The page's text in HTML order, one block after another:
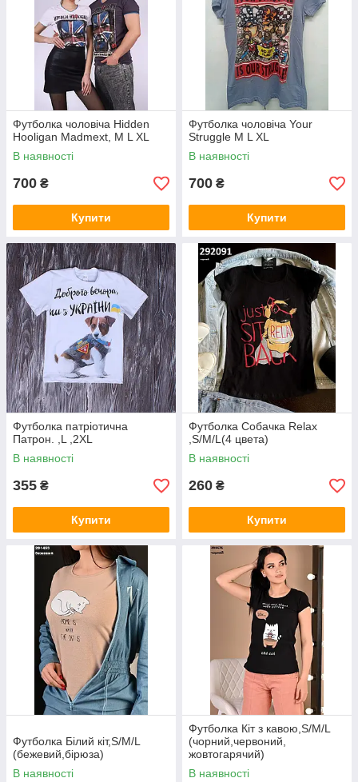
Футболка чоловіча Hidden
Hooligan Madmext, М L XL
В наявності
700 ₴
Купити
Футболка чоловіча Your
Struggle М L XL
В наявності
700 ₴
Купити
Футболка патріотична
Патрон. ,L ,2XL
В наявності
355 ₴
Купити
Футболка Собачка Relax
,S/M/L(4 цвета)
В наявності
260 ₴
Купити
Футболка Білий кіт,S/M/L
(бежевий,бірюза)
В наявності
Футболка Кіт з кавою,S/M/L
(чорний,червоний,
жовтогарячий)
В наявності